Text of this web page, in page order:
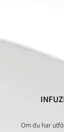
Om du har